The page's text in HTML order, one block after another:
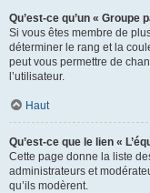
Qu’est-ce qu’un « Groupe
Si vous êtes membre de
déterminer le rang et la
peut vous permettre de
l’utilisateur.
Haut
Qu’est-ce que le lien «
Cette page donne la liste
administrateurs et
qu’ils modèrent.